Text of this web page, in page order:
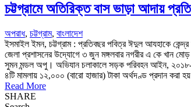
চট্টগ্রামে অতিরিক্ত বাস ভাড়া আদায়
অপরাধ, চট্টগ্রাম, বাংলাদেশ
ইসমাইল ইমন, চট্টগ্রাম : প্রতিবছর পবিত্র ঈদুল আযহাকে কেন্দ্র
জেলা প্রশাসনের উদ্যোগে ৩ জুন মঙ্গলবার নগরীর এ কে খান মোড়
সুমন মন্ডল অপু। অভিযান চলাকালে সড়ক পরিবহন আইন, ২০১৮-এর
৪টি মামলায় ১২,০০০ (বারো হাজার) টাকা অর্থদণ্ড প্রদান করা
Read More
SHARE